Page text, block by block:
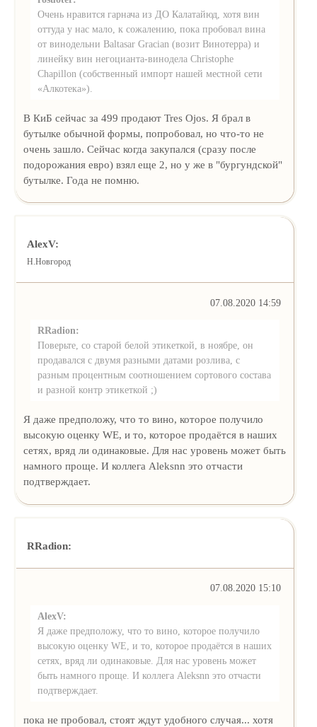
Очень нравится гарнача из ДО Калатайюд, хотя вин
оттуда у нас мало, к сожалению, пока пробовал вина
от винодельни Baltasar Gracian (возит Винотерра) и
линейку вин негоцианта-винодела Christophe
Chapillon (собственный импорт нашей местной сети
«Алкотека»).
В КиБ сейчас за 499 продают Tres Ojos. Я брал в
бутылке обычной формы, попробовал, но что-то не
очень зашло. Сейчас когда закупался (сразу после
подорожания евро) взял еще 2, но у же в "бургундской"
бутылке. Года не помню.
AlexV:
Н.Новгород
07.08.2020 14:59
RRadion:
Поверьте, со старой белой этикеткой, в ноябре, он
продавался с двумя разными датами розлива, с
разным процентным соотношением сортового состава
и разной контр этикеткой ;)
Я даже предположу, что то вино, которое получило
высокую оценку WE, и то, которое продаётся в наших
сетях, вряд ли одинаковые. Для нас уровень может быть
намного проще. И коллега Aleksnn это отчасти
подтверждает.
RRadion:
07.08.2020 15:10
AlexV:
Я даже предположу, что то вино, которое получило
высокую оценку WE, и то, которое продаётся в наших
сетях, вряд ли одинаковые. Для нас уровень может
быть намного проще. И коллега Aleksnn это отчасти
подтверждает.
пока не пробовал, стоят ждут удобного случая... хотя